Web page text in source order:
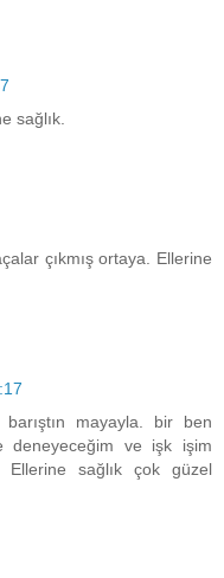
sağlık.
çıkmış ortaya. Ellerine
mayayla. bir ben
deneyeceğim ve işk işim
sağlık çok güzel